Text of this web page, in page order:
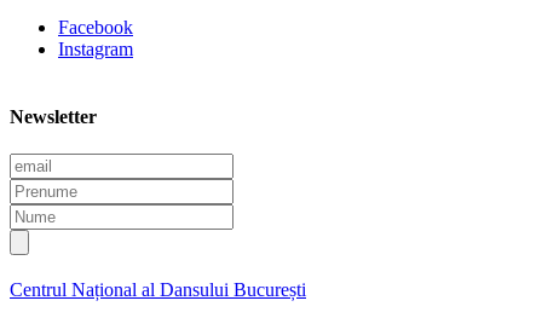
Facebook
Instagram
Newsletter
E
m
a
i
l
P
r
e
n
m
N
u
m
e
Centrul Național al Dansului București